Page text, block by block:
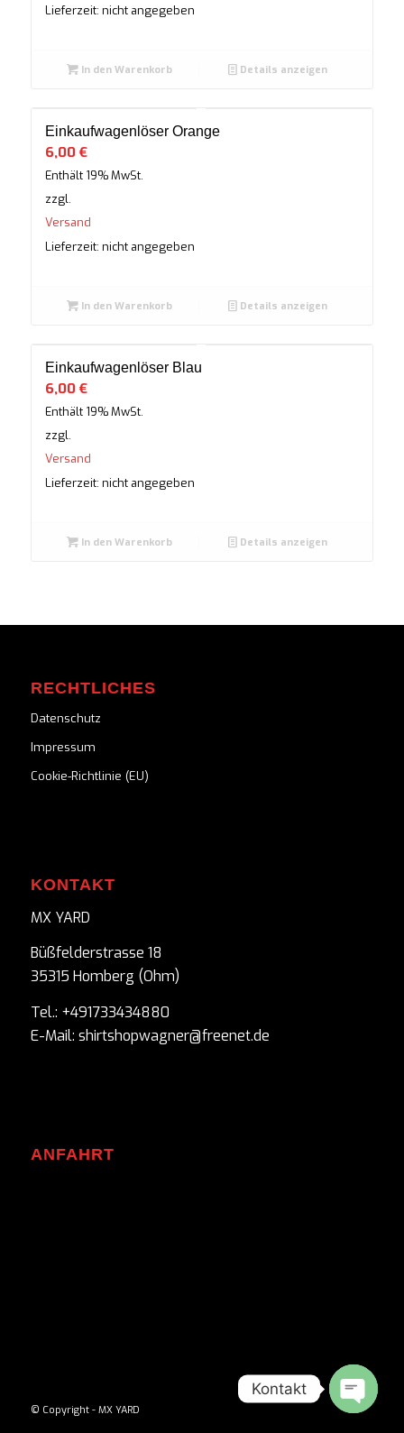
Lieferzeit: nicht angegeben
In den Warenkorb Details anzeigen
Einkaufwagenlöser Orange
6,00 €
Enthält 19% MwSt.
zzgl.
Versand
Lieferzeit: nicht angegeben
In den Warenkorb Details anzeigen
Einkaufwagenlöser Blau
6,00 €
Enthält 19% MwSt.
zzgl.
Versand
Lieferzeit: nicht angegeben
In den Warenkorb Details anzeigen
RECHTLICHES
Datenschutz
Impressum
Cookie-Richtlinie (EU)
KONTAKT
MX YARD
Büßfelderstrasse 18
35315 Homberg (Ohm)
Tel.: +491733434880
E-Mail: shirtshopwagner@freenet.de
ANFAHRT
© Copyright - MX YARD
Kontakt